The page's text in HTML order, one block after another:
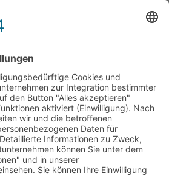
Orientteppiche